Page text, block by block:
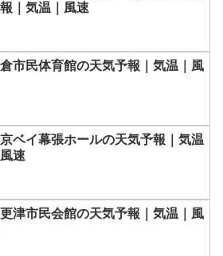
｜気温｜風速
市民体育館の天気予報｜気温｜風
ベイ幕張ホールの天気予報｜気温
風速
津市民会館の天気予報｜気温｜風